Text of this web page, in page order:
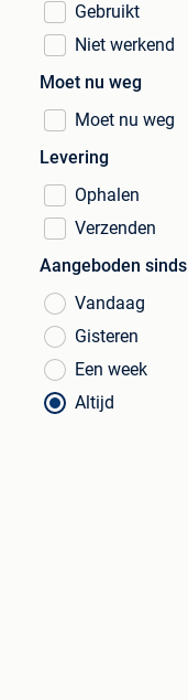
Gebruikt
Niet werkend
Moet nu weg
Moet nu weg
Levering
Ophalen
Verzenden
Aangeboden sinds
Vandaag
Gisteren
Een week
Altijd